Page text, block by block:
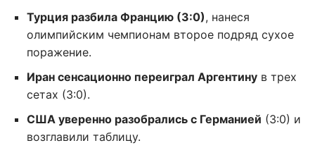
Турция разбила Францию (3:0), нанеся
олимпийским чемпионам второе подряд сухое
поражение.
Иран сенсационно переиграл Аргентину в трех
сетах (3:0).
США уверенно разобрались с Германией (3:0) и
возглавили таблицу.